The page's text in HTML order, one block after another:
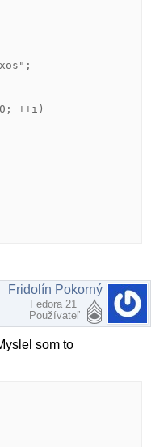
++i)
test.c
Re: C: pristup ku znakom z retazca
Fridolín Pokorný
Fedora 21
Používateľ
som to